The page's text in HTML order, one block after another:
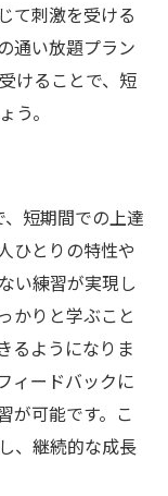
て刺激を受ける
通い放題プラン
けることで、短
う。
短期間での上達
ひとりの特性や
い練習が実現し
かりと学ぶこと
るようになりま
ィードバックに
が可能です。こ
、継続的な成長